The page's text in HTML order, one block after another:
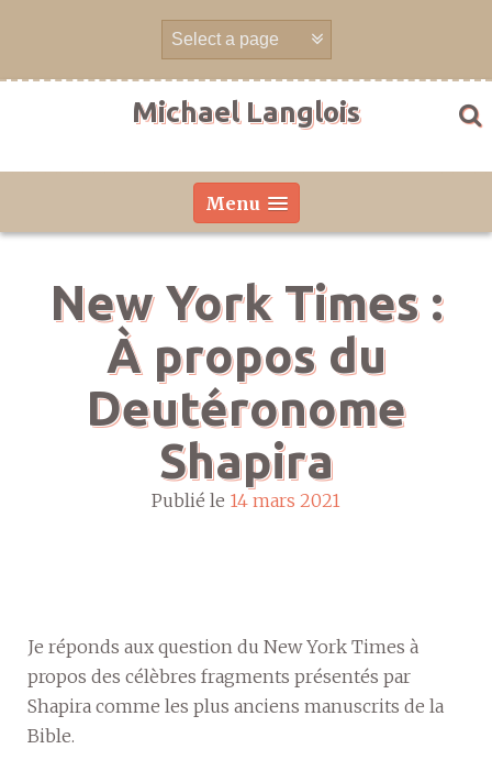
Michael Langlois
Menu
New York Times :
À propos du
Deutéronome
Shapira
Publié le 14 mars 2021
Je réponds aux question du New York Times à
propos des célèbres fragments présentés par
Shapira comme les plus anciens manuscrits de la
Bible.